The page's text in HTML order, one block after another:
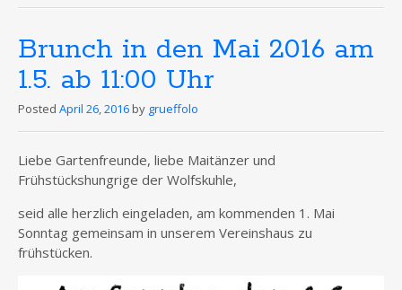
Brunch in den Mai 2016 am
1.5. ab 11:00 Uhr
Posted April 26, 2016 by grueffolo
Liebe Gartenfreunde, liebe Maitänzer und
Frühstückshungrige der Wolfskuhle,
seid alle herzlich eingeladen, am kommenden 1. Mai
Sonntag gemeinsam in unserem Vereinshaus zu
frühstücken.